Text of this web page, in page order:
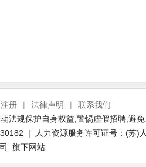
册 | 法律声明 |
联系我们
法规保护自身权益,警惕虚假招聘,避
| 人力资源服务许可证号：(苏)
旗下网站